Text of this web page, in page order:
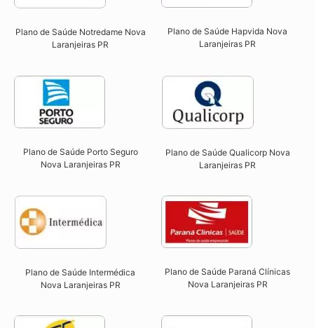
Plano de Saúde Notredame Nova
Laranjeiras PR​
Plano de Saúde Hapvida Nova
Laranjeiras PR​
Plano de Saúde Porto Seguro
Nova Laranjeiras PR​
Plano de Saúde Qualicorp Nova
Laranjeiras PR​
Plano de Saúde Intermédica
Nova Laranjeiras PR​
Plano de Saúde Paraná Clínicas
Nova Laranjeiras PR